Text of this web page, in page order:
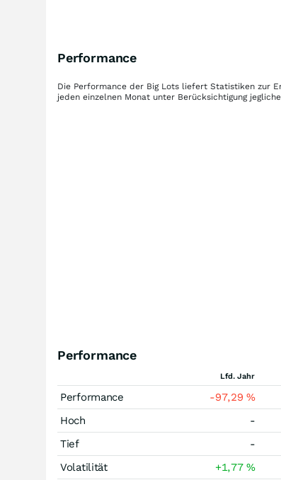
Performance
Die Performance der Big Lots liefert Statistiken zur
jeden einzelnen Monat unter Berücksichtigung
Performance
Lfd. Jahr
Performance -97,29%
Hoch
-
Tief
-
Volatilität
+1,77%